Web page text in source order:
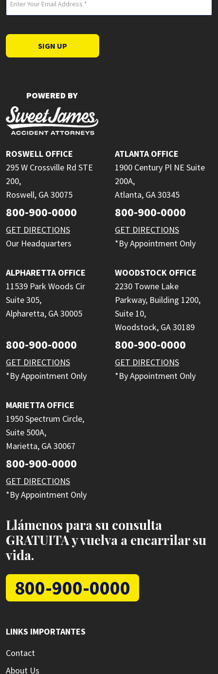
(Required)
SIGN UP
POWERED BY
ROSWELL OFFICE
295 W Crossville Rd STE
200,
Roswell, GA 30075
800-900-0000
GET DIRECTIONS
Our Headquarters
ATLANTA OFFICE
1900 Century Pl NE Suite
200A,
Atlanta, GA 30345
800-900-0000
GET DIRECTIONS
*By Appointment Only
ALPHARETTA OFFICE
11539 Park Woods Cir
Suite 305,
Alpharetta, GA 30005
800-900-0000
GET DIRECTIONS
*By Appointment Only
WOODSTOCK OFFICE
2230 Towne Lake
Parkway, Building 1200,
Suite 10,
Woodstock, GA 30189
800-900-0000
GET DIRECTIONS
*By Appointment Only
MARIETTA OFFICE
1950 Spectrum Circle,
Suite 500A,
Marietta, GA 30067
800-900-0000
GET DIRECTIONS
*By Appointment Only
Llámenos para su consulta
GRATUITA y vuelva a encarrilar su
vida.
800-900-0000
LINKS IMPORTANTES
Contact
About Us